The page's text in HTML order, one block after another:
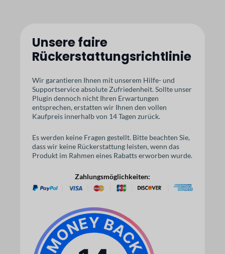
Unsere faire
Rückerstattungsrichtlinie
Wir garantieren Ihnen mit unserem Hilfe- und
Supportservice absolute Zufriedenheit. Sollte unser
Plugin dennoch nicht Ihren Erwartungen
entsprechen, erstatten wir Ihnen den vollen
Kaufpreis innerhalb von 14 Tagen zurück.
Es werden keine Fragen gestellt. Bitte beachten Sie,
dass wir keine Rückerstattung leisten, wenn das
Produkt im Rahmen eines Rabatts erworben wurde.
Zahlungsmöglichkeiten: